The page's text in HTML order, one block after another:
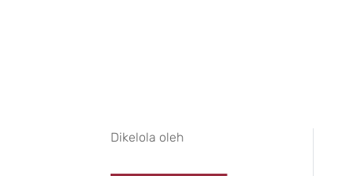
Dikelola oleh